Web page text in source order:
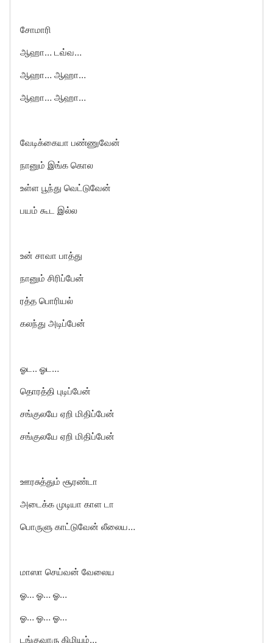
சோமாரி
ஆஹா… டவ்வ…
ஆஹா… ஆஹா…
ஆஹா… ஆஹா…
வேடிக்கையா பண்ணுவேன்
நானும் இங்க கொல
உள்ள பூந்து வெட்டுவேன்
பயம் கூட இல்ல
உன் சாவா பாத்து
நானும் சிரிப்பேன்
ரத்த பொரியல்
கலந்து அடிப்பேன்
ஓட.. ஓட…
தொரத்தி புடிப்பேன்
சங்குலயே ஏறி மிதிப்பேன்
சங்குலயே ஏறி மிதிப்பேன்
ஊரசுத்தும் சூரண்டா
அடைக்க முடியா காள டா
பொருளு காட்டுவேன் லீலைய…
மாஸா செய்வன் வேலைய
ஓ… ஓ… ஓ…
ஓ… ஓ… ஓ…
டங்குவாரு கிழியும்…